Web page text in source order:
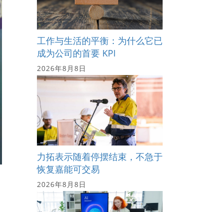
工作与生活的平衡：为什么它已
成为公司的首要 KPI
2026年8月8日
力拓表示随着停摆结束，不急于
恢复嘉能可交易
2026年8月8日